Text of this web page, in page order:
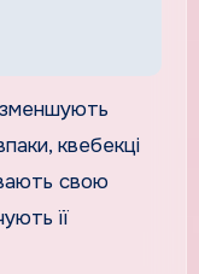
зменшують
квебекці
свою
її